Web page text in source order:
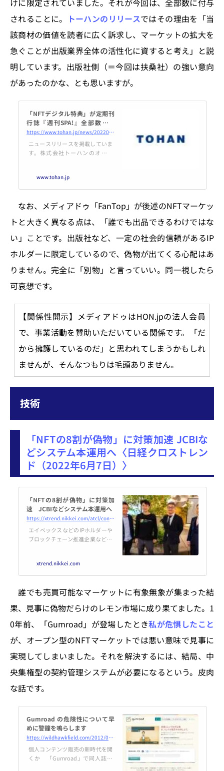
されることに。
トーハンのリリースではその理由を「当
該商材の価値を読者に広く訴求し、マーケットの拡大を
急ぐことが出版業界全体の活性化に資すると考え」と説
明しています。出版社側（＝今回は扶桑社）の強い意向
があったのかな、とも思いますが。
「NFTデジタル特典」が定期刊
行誌『週刊SPA!』全部数に付
与 全国の書店・コンビニへ大
幅に流通拡大 | ニュースリリー
ス | 株式会社トーハン
https://www.tohan.jp/news/20220608_1914.html
ニュースリリースを掲載していま
す。株式会社トーハンのオフィ
ネットワークを構築しています。
www.tohan.jp
なお、メディアドゥ「FanTop」が後述のNFTマーケッ
トと大きく異なる点は、「誰でも出品できるわけではな
い」ことです。出版社など、一定の社会的信頼があるIP
ホルダーに限定しているので、偽物が出てくる心配はあ
りません。完全に「別物」と言っていい。同一視したら
可哀想です。
【関係性開示】メディアドゥはHON.jpの法人会員
で、事業活動を賛助いただいている関係です。「だ
から擁護しているのだ」と思われてしまうかもしれ
ませんが、そんなつもりは毛頭ありません。
技術
「NFTの8割が偽物」に対策加速 JCBIな
どシステム本運用へ〈日経クロストレン
ド（2022年6月7日）〉
「NFTの8割が偽物」に対策加
速 JCBIなどシステム本運用へ
https://xtrend.nikkei.com/atcl/contents/watch/00013/01846/
エイベックスなどのIPホルダーや
ブロックチェーン推進企業など34
クチェーン・イニシアティブ）と
加入企業が連携して、コンテンツ
代替性トークン）の著作権の情報
テムの本番利用を近く始める。コ
ンテンツNFTを正規流通させるた
めの仕組みを検討する実証実験を
進めてきたが、本運用して市場の
活性化を促す。
xtrend.nikkei.com
誰でも売買可能なマーケットに有象無象が集まった結
果、見事に偽物だらけのレモン市場に成り果てました。1
0年前、「Gumroad」が登場したとき私が危惧したこと
が、オープン型のNFTマーケットでは悪い意味で見事に
実現してしまいました。それを解決するには、結局、中
央集権型の契約管理システムが必要になるという。皮肉
な話です。
Gumroad の危険性について早
めに警鐘を鳴らします
https://wildhawkfield.com/2012/02/gumroad.html
個人コンテンツ販売の新時代を開
くか 「Gumroad」で同人誌を